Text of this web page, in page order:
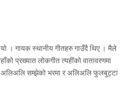
। गायक स्थानीय गीतहरु गाउँदै थिए । मैले
प्रख्यात लोकगीत त्यहींको वातावरणमा
अलिअलि सम्झेको भरमा र अलिअलि फुलबुट्टा